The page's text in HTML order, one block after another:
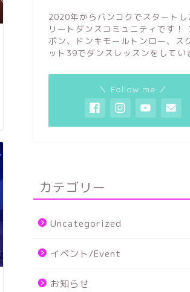
2020年からバンコクでスタートし
リートダンスコミュニティです！
ポン、ドンキモールトンロー、ス
ット39でダンスレッスンをしてい
＼ Follow me ／
カテゴリー
Uncategorized
イベント/Event
お知らせ